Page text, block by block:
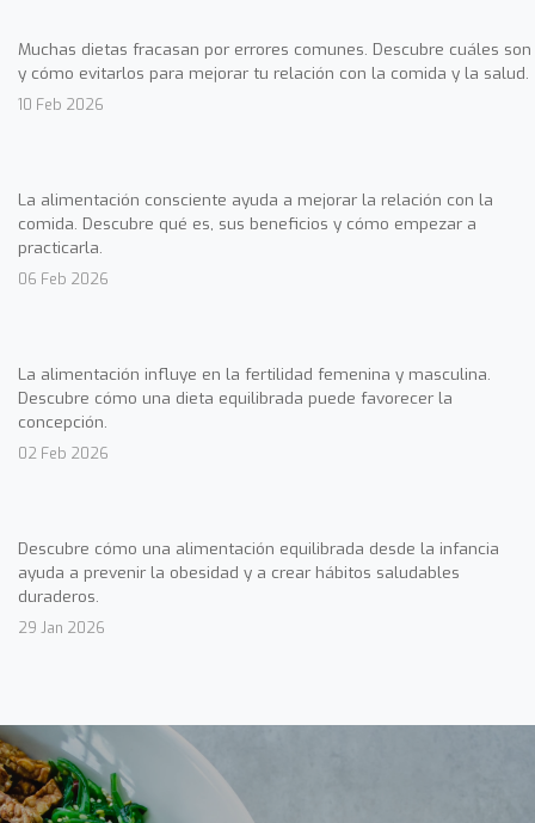
Muchas dietas fracasan por errores comunes. Descubre cuáles son
y cómo evitarlos para mejorar tu relación con la comida y la salud.
10 Feb 2026
La alimentación consciente ayuda a mejorar la relación con la
comida. Descubre qué es, sus beneficios y cómo empezar a
practicarla.
06 Feb 2026
La alimentación influye en la fertilidad femenina y masculina.
Descubre cómo una dieta equilibrada puede favorecer la
concepción.
02 Feb 2026
Descubre cómo una alimentación equilibrada desde la infancia
ayuda a prevenir la obesidad y a crear hábitos saludables
duraderos.
29 Jan 2026